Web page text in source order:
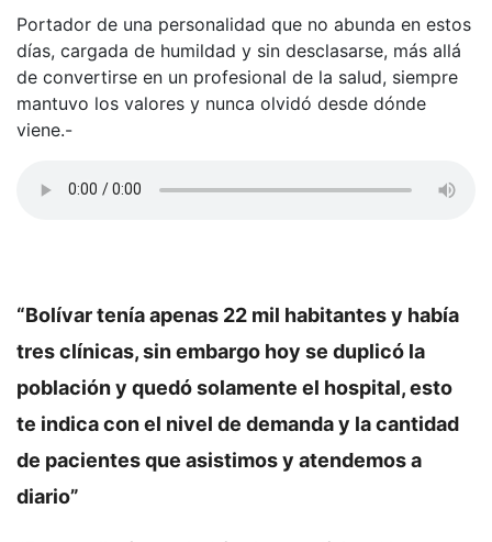
Portador de una personalidad que no abunda en estos
días, cargada de humildad y sin desclasarse, más allá
de convertirse en un profesional de la salud, siempre
mantuvo los valores y nunca olvidó desde dónde
viene.-
“Bolívar tenía apenas 22 mil habitantes y había
tres clínicas, sin embargo hoy se duplicó la
población y quedó solamente el hospital, esto
te indica con el nivel de demanda y la cantidad
de pacientes que asistimos y atendemos a
diario”